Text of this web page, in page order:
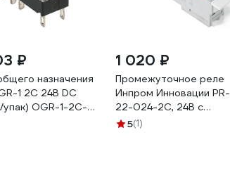
₽
назначения
1 2C 24В DC
OGR-1-2C-
1 020 ₽
Промежуточное реле
Инпром Инновации PR-
22-024-2С, 24В с
модулем в сборе
5(1)